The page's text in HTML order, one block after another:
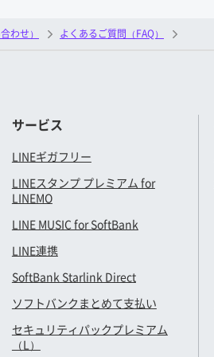
わせ） よくあるご質問（FAQ）
サービス
LINEギガフリー
LINEスタンプ プレミアム for
LINEMO
LINE MUSIC for SoftBank
LINE連携
SoftBank Starlink Direct
ソフトバンクまとめて支払い
セキュリティパックプレミアム
（L）